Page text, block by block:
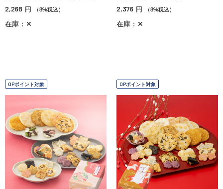
2,268 円 （8%税込）
在庫：✕
2,376 円 （8%税込）
在庫：✕
OPポイント対象 OPポイント対象